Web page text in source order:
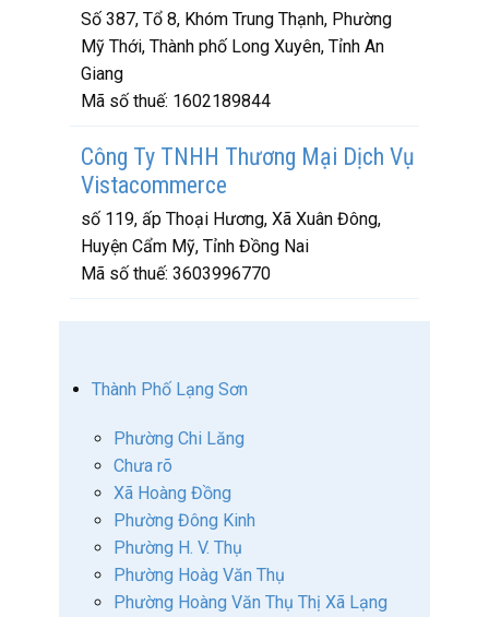
Số 387, Tổ 8, Khóm Trung Thạnh, Phường
Mỹ Thới, Thành phố Long Xuyên, Tỉnh An
Giang
Mã số thuế: 1602189844
Công Ty TNHH Thương Mại Dịch Vụ
Vistacommerce
số 119, ấp Thoại Hương, Xã Xuân Đông,
Huyện Cẩm Mỹ, Tỉnh Đồng Nai
Mã số thuế: 3603996770
Thành Phố Lạng Sơn
Phường Chi Lăng
Chưa rõ
Xã Hoàng Đồng
Phường Đông Kinh
Phường H. V. Thụ
Phường Hoàg Văn Thụ
Phường Hoàng Văn Thụ Thị Xã Lạng